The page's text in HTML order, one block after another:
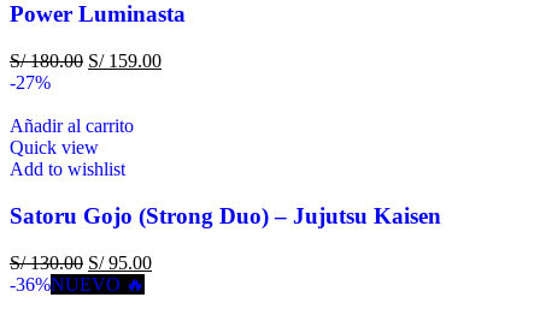
Power Luminasta
S/180.00 S/159.00
-27%
Añadir al carrito
Quick view
Add to wishlist
Satoru Gojo (Strong Duo) – Jujutsu Kaisen
S/130.00 S/95.00
-36%NUEVO 🔥